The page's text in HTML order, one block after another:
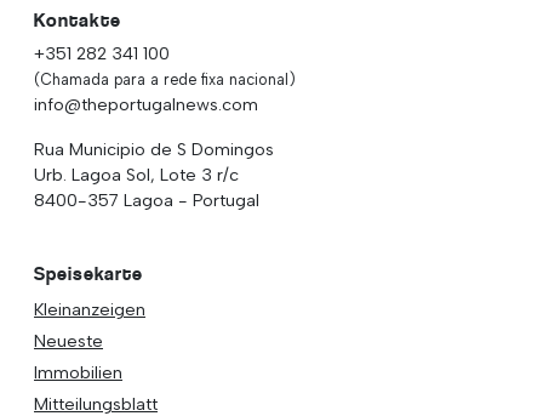
Kontakte
+351 282 341 100
(Chamada para a rede fixa nacional)
info@theportugalnews.com
Rua Municipio de S Domingos
Urb. Lagoa Sol, Lote 3 r/c
8400-357 Lagoa - Portugal
Speisekarte
Kleinanzeigen
Neueste
Immobilien
Mitteilungsblatt